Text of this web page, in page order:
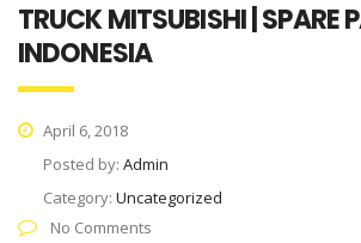
TRUCK MITSUBISHI | SPARE
INDONESIA
April 6, 2018
Posted by: Admin
Category: Uncategorized
No Comments